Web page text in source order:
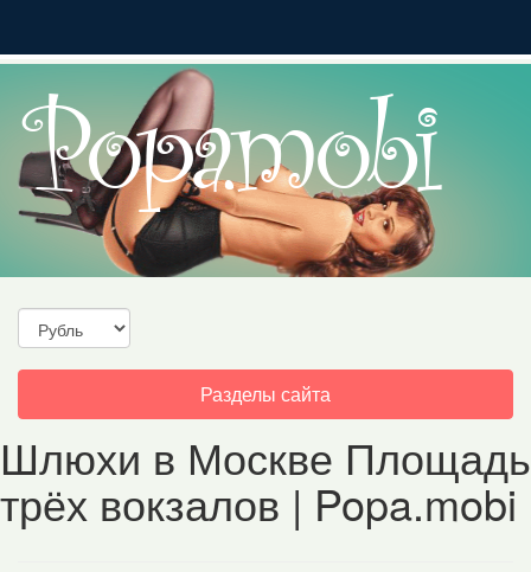
Toggle
navigation
Разделы сайта
Шлюхи в Москве Площадь
трёх вокзалов | Popa.mobi